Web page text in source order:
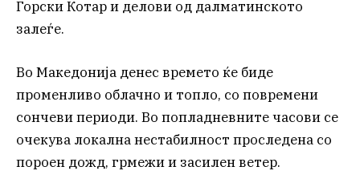
Горски Котар и делови од далматинското
залеѓе.
Во Македонија денес времето ќе биде
променливо облачно и топло, со повремени
сончеви периоди. Во попладневните часови се
очекува локална нестабилност проследена со
пороен дожд, грмежи и засилен ветер.